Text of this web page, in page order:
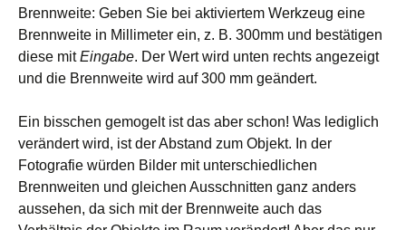
Brennweite: Geben Sie bei aktiviertem Werkzeug eine
Brennweite in Millimeter ein, z. B. 300mm und bestätigen
diese mitEingabe. Der Wert wird unten rechts angezeigt
und die Brennweite wird auf 300 mm geändert.
Ein bisschen gemogelt ist das aber schon! Was lediglich
verändert wird, ist der Abstand zum Objekt. In der
Fotografie würden Bilder mit unterschiedlichen
Brennweiten und gleichen Ausschnitten ganz anders
aussehen, da sich mit der Brennweite auch das